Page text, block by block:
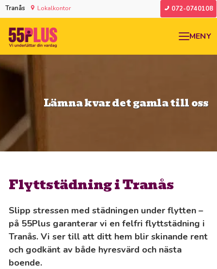
Tranås Lokalkontor 072-0740108
MENY
Lämna kvar det gamla till oss
Flyttstädning i Tranås
Slipp stressen med städningen under flytten –
på 55Plus garanterar vi en felfri flyttstädning i
Tranås. Vi ser till att ditt hem blir skinande rent
och godkänt av både hyresvärd och nästa
boende.